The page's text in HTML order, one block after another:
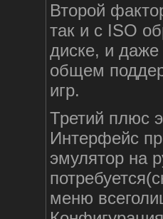
Второй
так и с ISO
диске, и даже
общем
игр.
Третий плюс
Интерфейс
эмулятор на
меню